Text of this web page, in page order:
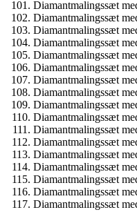
Diamantmalingssæt
Diamantmalingssæt
Diamantmalingssæt
Diamantmalingssæt
Diamantmalingssæt
Diamantmalingssæt
Diamantmalingssæt
Diamantmalingssæt
Diamantmalingssæt
Diamantmalingssæt
Diamantmalingssæt
Diamantmalingssæt
Diamantmalingssæt
Diamantmalingssæt
Diamantmalingssæt
Diamantmalingssæt
Diamantmalingssæt